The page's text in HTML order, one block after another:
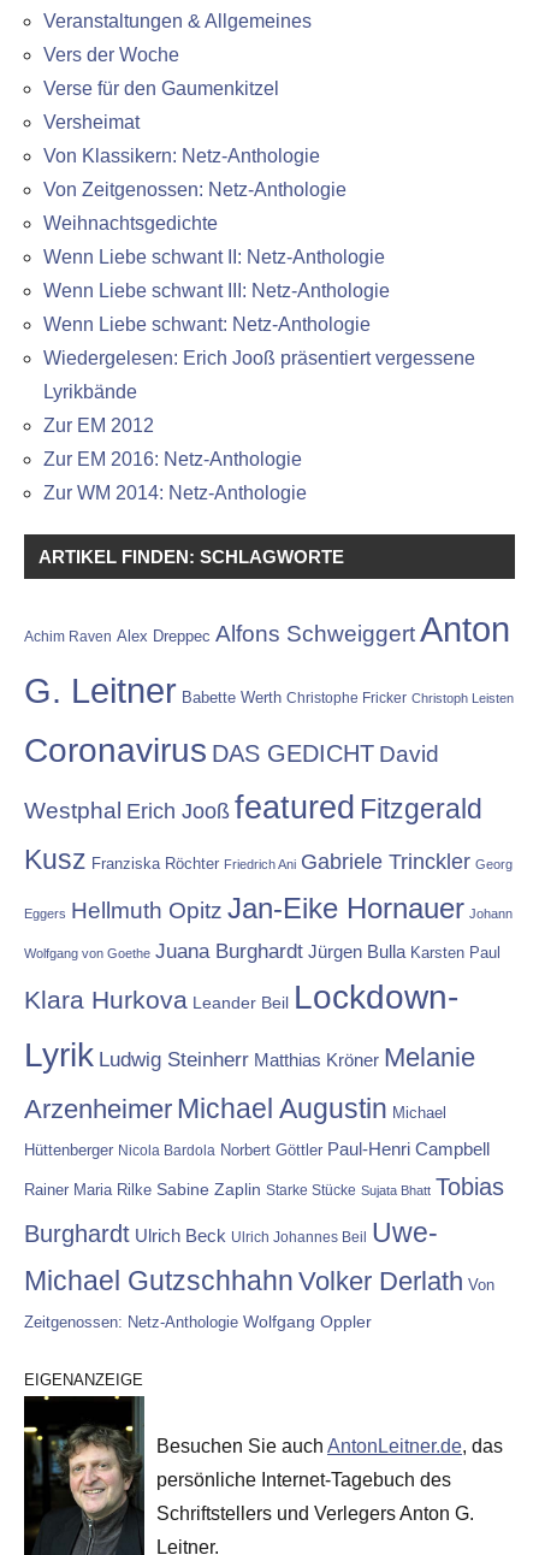
Veranstaltungen & Allgemeines
Vers der Woche
Verse für den Gaumenkitzel
Versheimat
Von Klassikern: Netz-Anthologie
Von Zeitgenossen: Netz-Anthologie
Weihnachtsgedichte
Wenn Liebe schwant II: Netz-Anthologie
Wenn Liebe schwant III: Netz-Anthologie
Wenn Liebe schwant: Netz-Anthologie
Wiedergelesen: Erich Jooß präsentiert vergessene
Lyrikbände
Zur EM 2012
Zur EM 2016: Netz-Anthologie
Zur WM 2014: Netz-Anthologie
ARTIKEL FINDEN: SCHLAGWORTE
Achim Raven Alex Dreppec Alfons SchweiggertAnton
G. Leitner Babette Werth Christophe Fricker Christoph Leisten
Coronavirus DAS GEDICHT David
Westphal Erich Jooß featured Fitzgerald
Kusz Franziska Röchter Friedrich Ani Gabriele Trinckler Georg
Eggers Hellmuth Opitz Jan-Eike Hornauer Johann
Wolfgang von Goethe Juana Burghardt Jürgen Bulla Karsten Paul
Klara Hurkova Leander Beil Lockdown-
Lyrik Ludwig Steinherr Matthias Kröner Melanie
Arzenheimer Michael Augustin Michael
Hüttenberger Nicola Bardola Norbert Göttler Paul-Henri Campbell
Rainer Maria Rilke Sabine Zaplin Starke Stücke Sujata Bhatt Tobias
Burghardt Ulrich Beck Ulrich Johannes Beil Uwe-
Michael Gutzschhahn Volker Derlath Von
Zeitgenossen: Netz-Anthologie Wolfgang Oppler
EIGENANZEIGE
Besuchen Sie auch AntonLeitner.de, das
persönliche Internet-Tagebuch des
Schriftstellers und Verlegers Anton G.
Leitner.